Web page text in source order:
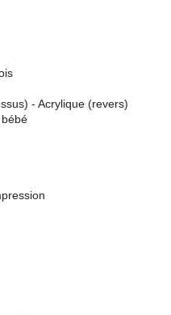
- Acrylique (revers)